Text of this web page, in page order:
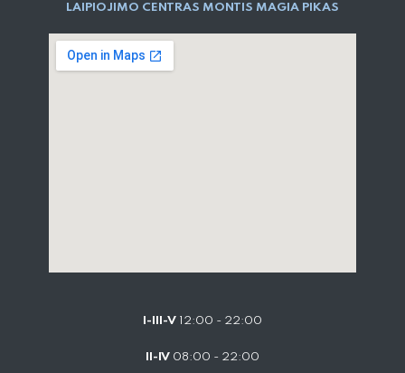
LAIPIOJIMO CENTRAS MONTIS MAGIA PIKAS
I-III-V 12:00 - 22:00
II-IV 08:00 - 22:00